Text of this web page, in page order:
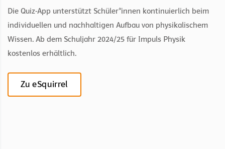
Die Quiz-App unterstützt Schüler*innen kontinuierlich beim
individuellen und nachhaltigen Aufbau von physikalischem
Wissen. Ab dem Schuljahr 2024/25 für Impuls Physik
kostenlos erhältlich.
Zu eSquirrel